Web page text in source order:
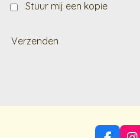
Stuur mij een kopie
Verzenden